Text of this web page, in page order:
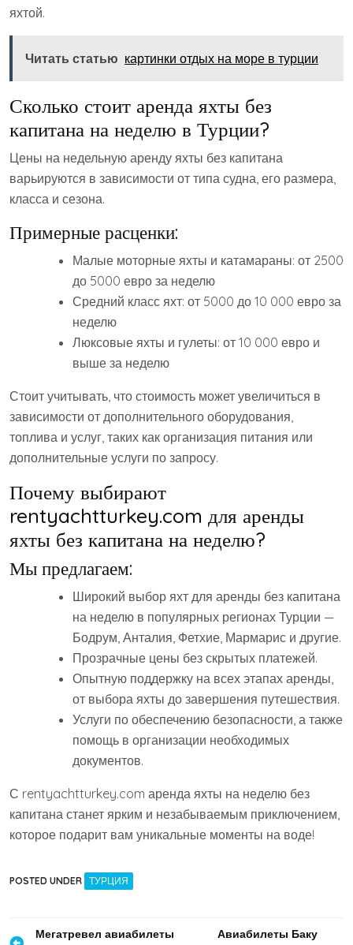
яхтой.
Читать статью картинки отдых на море в турции
Сколько стоит аренда яхты без
капитана на неделю в Турции?
Цены на недельную аренду яхты без капитана
варьируются в зависимости от типа судна, его размера,
класса и сезона.
Примерные расценки:
Малые моторные яхты и катамараны: от 2500
до 5000 евро за неделю
Средний класс яхт: от 5000 до 10 000 евро за
неделю
Люксовые яхты и гулеты: от 10 000 евро и
выше за неделю
Стоит учитывать, что стоимость может увеличиться в
зависимости от дополнительного оборудования,
топлива и услуг, таких как организация питания или
дополнительные услуги по запросу.
Почему выбирают
rentyachtturkey.com для аренды
яхты без капитана на неделю?
Мы предлагаем:
Широкий выбор яхт для аренды без капитана
на неделю в популярных регионах Турции —
Бодрум, Анталия, Фетхие, Мармарис и другие.
Прозрачные цены без скрытых платежей.
Опытную поддержку на всех этапах аренды,
от выбора яхты до завершения путешествия.
Услуги по обеспечению безопасности, а также
помощь в организации необходимых
документов.
С rentyachtturkey.com аренда яхты на неделю без
капитана станет ярким и незабываемым приключением,
которое подарит вам уникальные моменты на воде!
POSTED UNDER ТУРЦИЯ
Навигация
Мегатревел авиабилеты
Авиабилеты Баку